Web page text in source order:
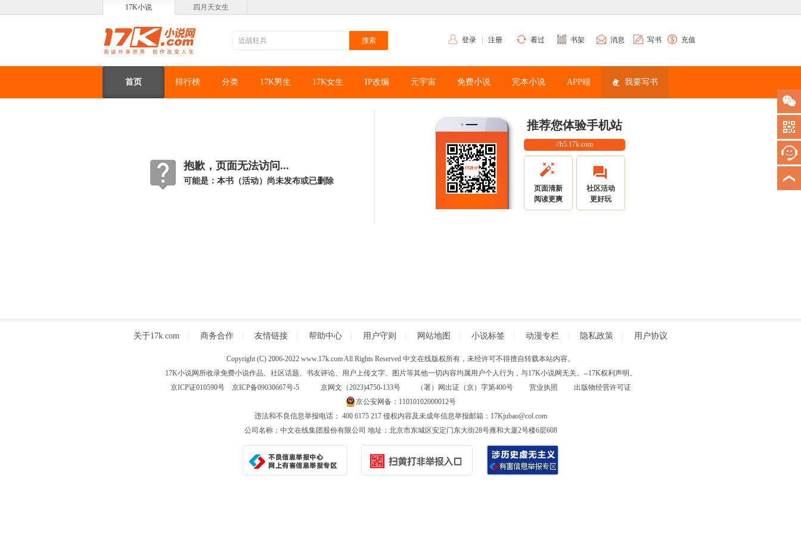
17K小说 四月天女生
登录 注册 看过 书架 消息 写书 充值
首页 排行榜 分类 17K男生 17K女生 IP改编 元宇宙 免费小说 完本小说 APP端 我要写书
抱歉，页面无法访问...
可能是：本书（活动）尚未发布或已删除
推荐您体验手机站
//h5.17k.com
页面清新
阅读更爽
社区活动
更好玩
关于17k.com 商务合作 友情链接 帮助中心 用户守则 网站地图 小说标签 动漫专栏 隐私政策 用户协议
Copyright (C) 2006-2022 www.17k.com All Rights Reserved 中文在线版权所有，未经许可不得擅自转载本站内容。
17K小说网所收录免费小说作品、社区话题、书友评论、用户上传文字、图片等其他一切内容均属用户个人行为，与17K小说网无关。--17K权利声明。
京ICP证010590号 京ICP备09030667号-5京网文（2023)4750-133号 （署）网出证（京）字第400号 营业执照
出版物经营许可证
京公安网备：11010102000012号
违法和不良信息举报电话： 400 6175 217 侵权内容及未成年信息举报邮箱：17Kjubao@col.com
公司名称：中文在线集团股份有限公司 地址：北京市东城区安定门东大街28号雍和大厦2号楼6层608